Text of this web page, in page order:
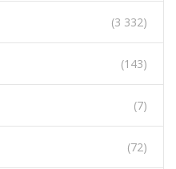
(3 332)
(143)
(7)
(72)